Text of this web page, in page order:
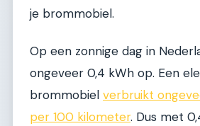
je brommobiel.
Op een zonnige dag in
ongeveer 0,4 kWh op. Een
brommobiel verbruikt
per 100 kilometer. Dus met